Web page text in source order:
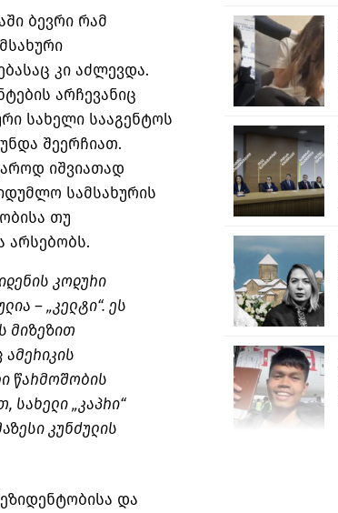
ბევრი რამ
კი აძლევდა.
არჩევანიც
სახელი სააგენტოს
შეერჩიათ.
იშვიათად
სამსახურის
თუ
არსებობს.
კოდური
– „კელტი“. ეს
მიზეზით
ამერიკის
წარმოშობის
სახელი „კაპრი“
კუნძულის
და